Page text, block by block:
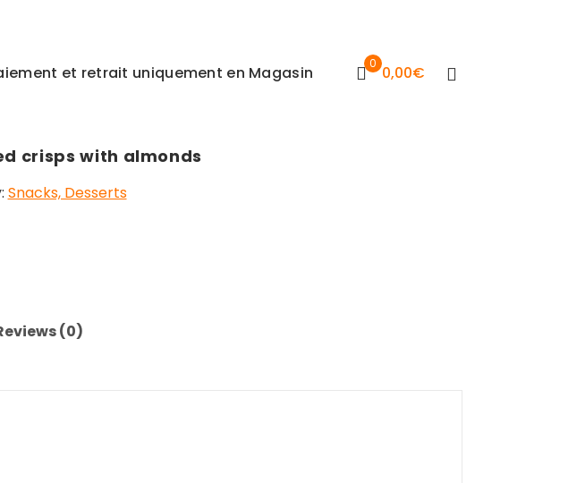
et retrait uniquement en Magasin 0 0,00€
crisps with almonds
Snacks, Desserts
(0)